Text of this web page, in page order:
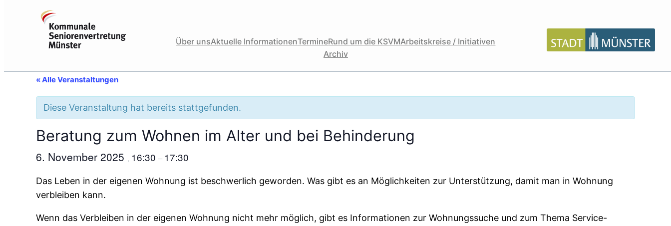
Über unsAktuelle InformationenTermineRund um die KSVMArbeitskreise / Initiativen
Archiv
« Alle Veranstaltungen
Diese Veranstaltung hat bereits stattgefunden.
Beratung zum Wohnen im Alter und bei Behinderung
6. November 2025 , 16:30 – 17:30
Das Leben in der eigenen Wohnung ist beschwerlich geworden. Was gibt es an Möglichkeiten zur Unterstützung, damit man in Wohnung
verbleiben kann.
Wenn das Verbleiben in der eigenen Wohnung nicht mehr möglich, gibt es Informationen zur Wohnungssuche und zum Thema Service-